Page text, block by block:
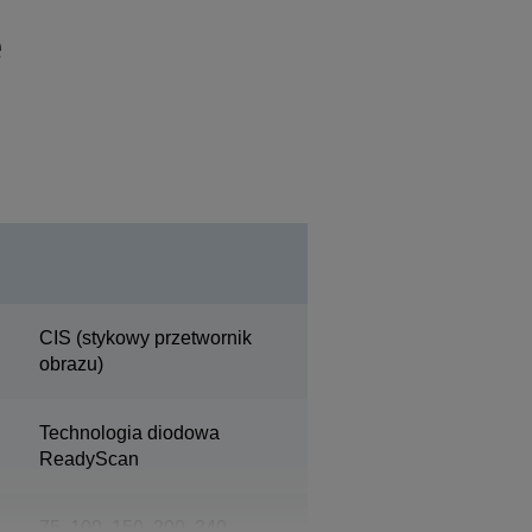
CIS (stykowy przetwornik
obrazu)
Technologia diodowa
ReadyScan